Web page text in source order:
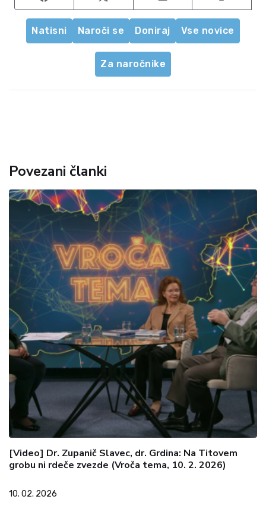
Natisni Naroči se Doniraj Vse novice
Za naročnike
Povezani članki
[Video] Dr. Zupanič Slavec, dr. Grdina: Na Titovem
grobu ni rdeče zvezde (Vroča tema, 10. 2. 2026)
10. 02. 2026